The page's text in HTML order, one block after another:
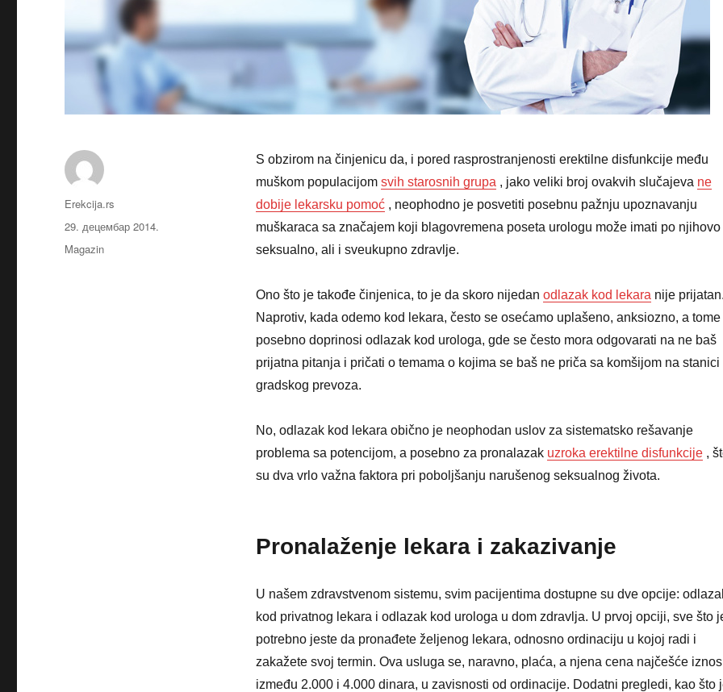
S obzirom na činjenicu da, i pored rasprostranjenosti erektilne disfunkcije među
muškom populacijom svih starosnih grupa , jako veliki broj ovakvih slučajeva ne
dobije lekarsku pomoć, neophodno je posvetiti posebnu pažnju upoznavanju
muškaraca sa značajem koji blagovremena poseta urologu može imati po njihovo
seksualno, ali i sveukupno zdravlje.
Ono što je takođe činjenica, to je da skoro nijedan odlazak kod lekara nije
Naprotiv, kada odemo kod lekara, često se osećamo uplašeno, anksiozno, a tome
posebno doprinosi odlazak kod urologa, gde se često mora odgovarati na ne baš
prijatna pitanja i pričati o temama o kojima se baš ne priča sa komšijom na stanici
gradskog prevoza.
No, odlazak kod lekara obično je neophodan uslov za sistematsko rešavanje
problema sa potencijom, a posebno za pronalazak uzroka erektilne disfunkcije,
su dva vrlo važna faktora pri poboljšanju narušenog seksualnog života.
Pronalaženje lekara i zakazivanje
U našem zdravstvenom sistemu, svim pacijentima dostupne su dve opcije:
kod privatnog lekara i odlazak kod urologa u dom zdravlja. U prvoj opciji, sve što
potrebno jeste da pronađete željenog lekara, odnosno ordinaciju u kojoj radi i
zakažete svoj termin. Ova usluga se, naravno, plaća, a njena cena najčešće
između 2.000 i 4.000 dinara, u zavisnosti od ordinacije. Dodatni pregledi, kao što
Аутор
Erekcija.rs
Објављено
29. децембар 2014.
Категорије
Magazin